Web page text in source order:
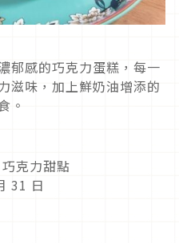
郁感的巧克力蛋糕，每一
滋味，加上鮮奶油增添的
。
克力甜點
31 日